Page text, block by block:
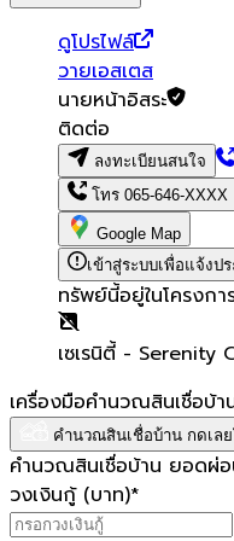
ดูโปรไฟล์
วายเอสเตส
นายหน้าอิสระ
ติดต่อ
ลงทะเบียนสนใจ
โทร 065-646-XXXX
Google Map
เข้าสู่ระบบเพื่อแจ้งป
ทรัพย์นี้อยู่ในโครงกา
เซเรนิตี้ - Serenity
เครื่องมือคำนวณสินเชื่อบ้า
คำนวณสินเชื่อบ้าน กดเลย
คำนวณสินเชื่อบ้าน ยอดผ่อ
วงเงินกู้ (บาท)*